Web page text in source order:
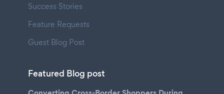
Success Stories
Feature Requests
Guest Blog Post
Featured Blog post